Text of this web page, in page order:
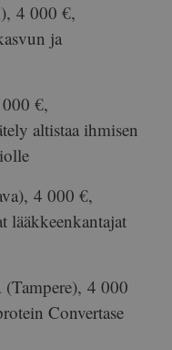
4 000 €,
ja
€,
altistaa ihmisen
4 000 €,
lääkkeenkantajat
(Tampere), 4 000
Convertase